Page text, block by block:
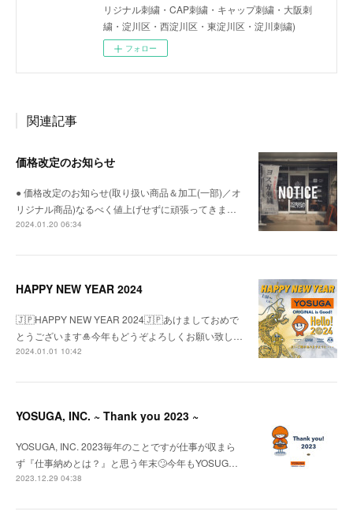
リジナル刺繍・CAP刺繍・キャップ刺繍・大阪刺
繍・淀川区・西淀川区・東淀川区・淀川刺繍)
フォロー
関連記事
価格改定のお知らせ
● 価格改定のお知らせ(取り扱い商品＆加工(一部)／オ
リジナル商品)なるべく値上げせずに頑張ってきま…
2024.01.20 06:34
HAPPY NEW YEAR 2024
🇯🇵HAPPY NEW YEAR 2024🇯🇵あけましておめで
とうございます🎍今年もどうぞよろしくお願い致し…
2024.01.01 10:42
YOSUGA, INC. ~ Thank you 2023 ~
YOSUGA, INC. 2023毎年のことですが仕事が収まら
ず『仕事納めとは？』と思う年末🙄今年もYOSUG…
2023.12.29 04:38